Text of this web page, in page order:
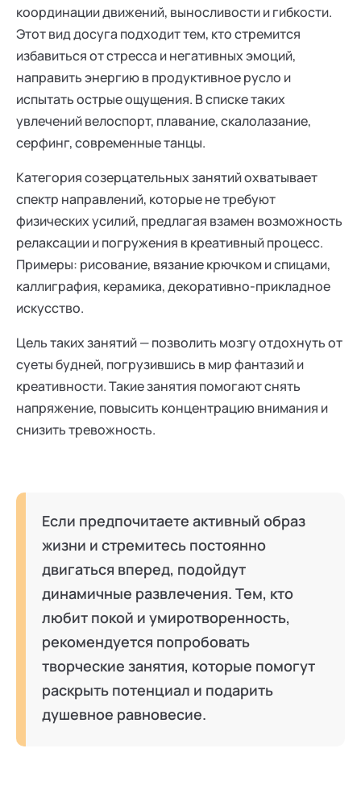
координации движений, выносливости и гибкости.
Этот вид досуга подходит тем, кто стремится
избавиться от стресса и негативных эмоций,
направить энергию в продуктивное русло и
испытать острые ощущения. В списке таких
увлечений велоспорт, плавание, скалолазание,
серфинг, современные танцы.
Категория созерцательных занятий охватывает
спектр направлений, которые не требуют
физических усилий, предлагая взамен возможность
релаксации и погружения в креативный процесс.
Примеры: рисование, вязание крючком и спицами,
каллиграфия, керамика, декоративно-прикладное
искусство.
Цель таких занятий — позволить мозгу отдохнуть от
суеты будней, погрузившись в мир фантазий и
креативности. Такие занятия помогают снять
напряжение, повысить концентрацию внимания и
снизить тревожность.
Если предпочитаете активный образ
жизни и стремитесь постоянно
двигаться вперед, подойдут
динамичные развлечения. Тем, кто
любит покой и умиротворенность,
рекомендуется попробовать
творческие занятия, которые помогут
раскрыть потенциал и подарить
душевное равновесие.